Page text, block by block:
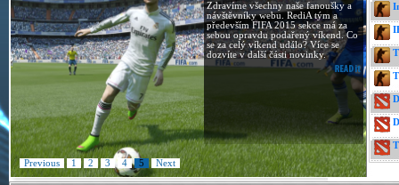
Zdravíme všechny naše fanoušky a
návštěvníky webu. RediA tým a
především FIFA 2015 sekce má za
sebou opravdu podařený víkend. Co
se za celý víkend událo? Více se
dozvíte v další části novinky.
Previous 1 2 3 4 5 Next